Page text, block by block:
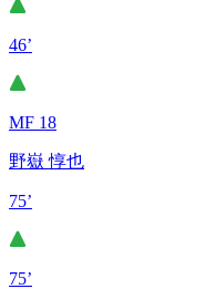
46’
MF 18
野嶽 惇也
75’
75’